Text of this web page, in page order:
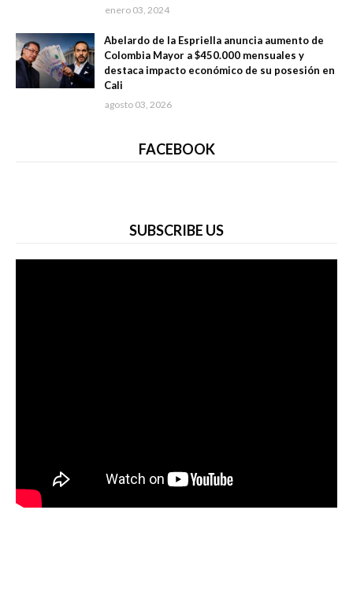
enero 03, 2024
Abelardo de la Espriella anuncia aumento de
Colombia Mayor a $450.000 mensuales y
destaca impacto económico de su posesión en
Cali
agosto 03, 2026
FACEBOOK
SUBSCRIBE US